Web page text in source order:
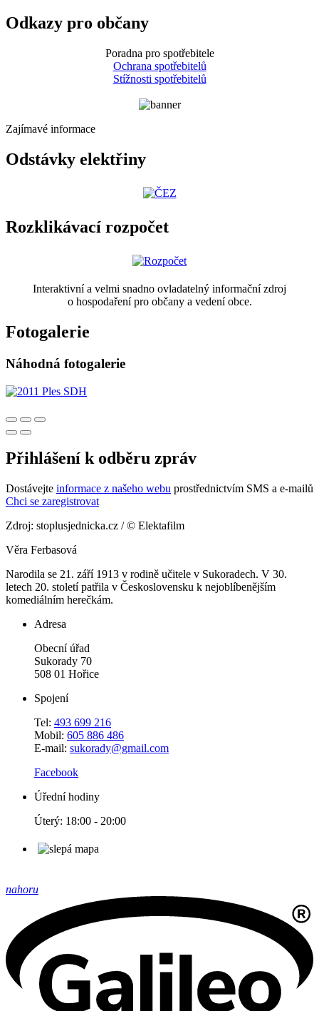
Odkazy pro občany
Poradna pro spotřebitele
Ochrana spotřebitelů
Stížnosti spotřebitelů
Zajímavé informace
Odstávky elektřiny
Rozklikávací rozpočet
Interaktivní a velmi snadno ovladatelný informační zdroj
o hospodaření pro občany a vedení obce.
Fotogalerie
Náhodná fotogalerie
Přihlášení k odběru zpráv
Dostávejte informace z našeho webu prostřednictvím SMS a e-mailů
Chci se zaregistrovat
Zdroj: stoplusjednicka.cz / © Elektafilm
Věra Ferbasová
Narodila se 21. září 1913 v rodině učitele v Sukoradech. V 30.
letech 20. století patřila v Československu k nejoblíbenějším
komediálním herečkám.
Adresa
Obecní úřad
Sukorady 70
508 01 Hořice
Spojení
Tel: 493 699 216
Mobil: 605 886 486
E-mail: sukorady@gmail.com
Facebook
Úřední hodiny
Úterý: 18:00 - 20:00
nahoru